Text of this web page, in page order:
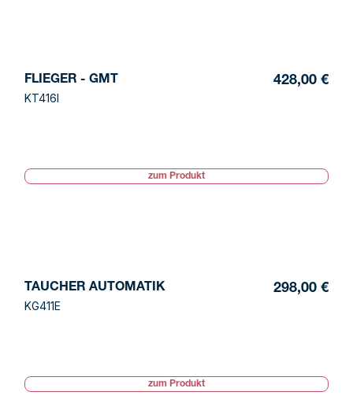
FLIEGER - GMT
KT416I
428,00 €
zum Produkt
TAUCHER AUTOMATIK
KG411E
298,00 €
zum Produkt